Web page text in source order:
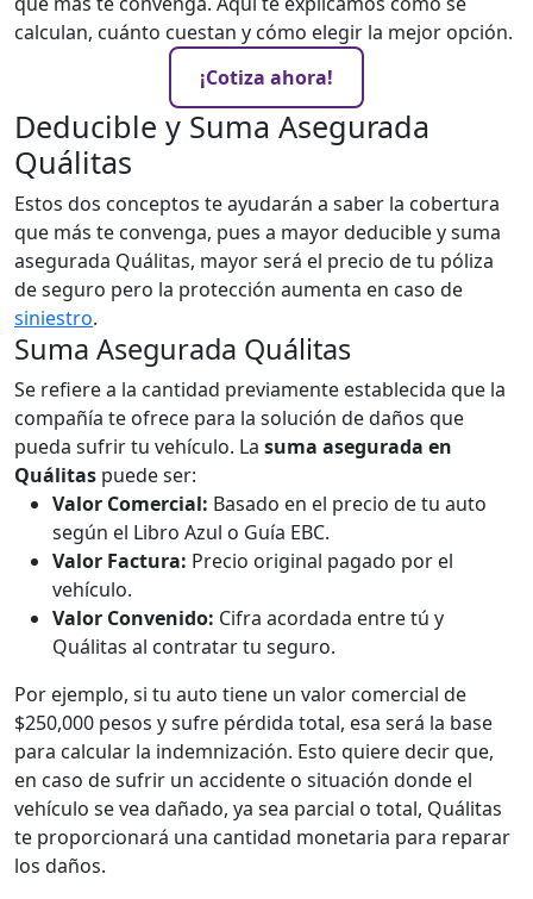
calculan, cuánto cuestan y cómo elegir la mejor opción.
¡Cotiza ahora!
Deducible y Suma Asegurada
Quálitas
Estos dos conceptos te ayudarán a saber la cobertura
que más te convenga, pues a mayor deducible y suma
asegurada Quálitas, mayor será el precio de tu póliza
de seguro pero la protección aumenta en caso de
siniestro.
Suma Asegurada Quálitas
Se refiere a la cantidad previamente establecida que la
compañía te ofrece para la solución de daños que
pueda sufrir tu vehículo. La suma asegurada en
Quálitas puede ser:
Valor Comercial: Basado en el precio de tu auto
según el Libro Azul o Guía EBC.
Valor Factura: Precio original pagado por el
vehículo.
Valor Convenido: Cifra acordada entre tú y
Quálitas al contratar tu seguro.
Por ejemplo, si tu auto tiene un valor comercial de
$250,000 pesos y sufre pérdida total, esa será la base
para calcular la indemnización. Esto quiere decir que,
en caso de sufrir un accidente o situación donde el
vehículo se vea dañado, ya sea parcial o total, Quálitas
te proporcionará una cantidad monetaria para reparar
los daños.